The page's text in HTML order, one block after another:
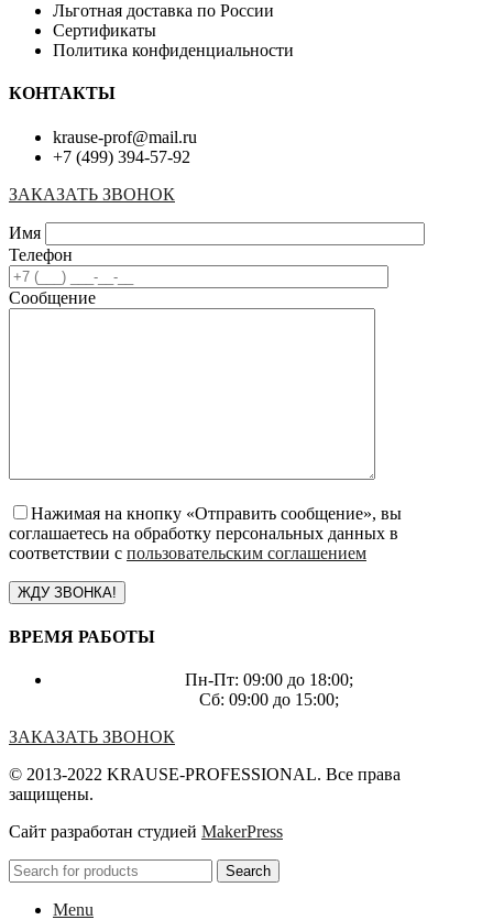
Льготная доставка по России
Сертификаты
Политика конфиденциальности
КОНТАКТЫ
krause-prof@mail.ru
+7 (499) 394-57-92
ЗАКАЗАТЬ ЗВОНОК
Имя
Телефон
Сообщение
Нажимая на кнопку «Отправить сообщение», вы
соглашаетесь на обработку персональных данных в
соответствии с пользовательским соглашением
ВРЕМЯ РАБОТЫ
Пн-Пт: 09:00 до 18:00;
Сб: 09:00 до 15:00;
ЗАКАЗАТЬ ЗВОНОК
© 2013-2022 KRAUSE-PROFESSIONAL. Все права
защищены.
Сайт разработан студией MakerPress
Search
Menu